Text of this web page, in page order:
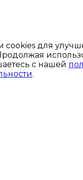
cookies для
с нашей
.